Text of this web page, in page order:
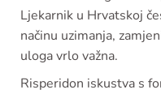
Ljekarnik u Hrvatskoj
načinu uzimanja,
uloga vrlo važna.
Risperidon iskustva s